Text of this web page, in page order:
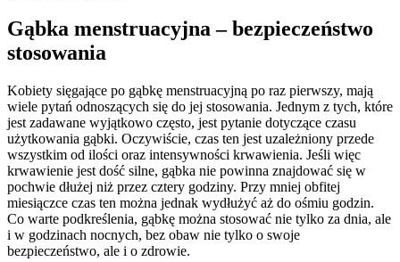
Gąbka menstruacyjna – bezpieczeństwo
stosowania
Kobiety sięgające po gąbkę menstruacyjną po raz pierwszy, mają
wiele pytań odnoszących się do jej stosowania. Jednym z tych, które
jest zadawane wyjątkowo często, jest pytanie dotyczące czasu
użytkowania gąbki. Oczywiście, czas ten jest uzależniony przede
wszystkim od ilości oraz intensywności krwawienia. Jeśli więc
krwawienie jest dość silne, gąbka nie powinna znajdować się w
pochwie dłużej niż przez cztery godziny. Przy mniej obfitej
miesiączce czas ten można jednak wydłużyć aż do ośmiu godzin.
Co warte podkreślenia, gąbkę można stosować nie tylko za dnia, ale
i w godzinach nocnych, bez obaw nie tylko o swoje
bezpieczeństwo, ale i o zdrowie.